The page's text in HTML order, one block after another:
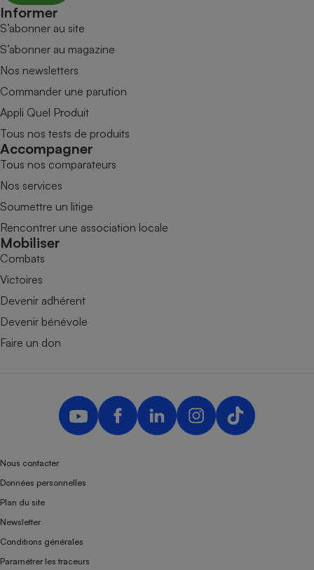
Informer
S’abonner au site
S’abonner au magazine
Nos newsletters
Commander une parution
Appli Quel Produit
Tous nos tests de produits
Accompagner
Tous nos comparateurs
Nos services
Soumettre un litige
Rencontrer une association locale
Mobiliser
Combats
Victoires
Devenir adhérent
Devenir bénévole
Faire un don
Nous contacter
Données personnelles
Plan du site
Newsletter
Conditions générales
Paramétrer les traceurs